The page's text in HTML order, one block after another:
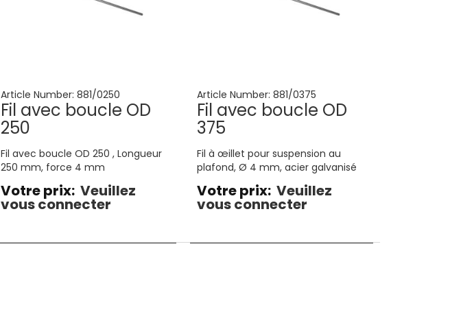
Article Number: 881/0250
Fil avec boucle OD
250
Fil avec boucle OD 250 , Longueur
250 mm, force 4 mm
Votre prix: Veuillez
vous connecter
Article Number: 881/0375
Fil avec boucle OD
375
Fil à œillet pour suspension au
plafond, Ø 4 mm, acier galvanisé
Votre prix: Veuillez
vous connecter